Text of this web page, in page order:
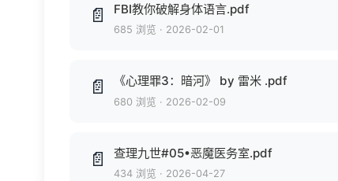
📄 FBI教你破解身体语言.pdf
685 浏览 · 2026-02-01
📄 《心理罪3：暗河》 by 雷米 .pdf
680 浏览 · 2026-02-09
📄 查理九世#05•恶魔医务室.pdf
434 浏览 · 2026-04-27